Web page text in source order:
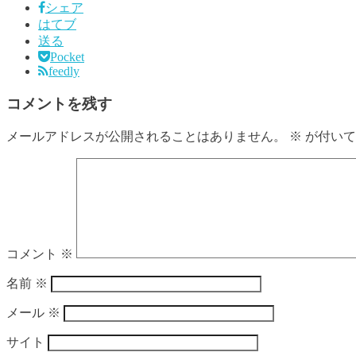
シェア
はてブ
送る
Pocket
feedly
コメントを残す
メールアドレスが公開されることはありません。 ※ が付い
コメント ※
名前 ※
メール ※
サイト